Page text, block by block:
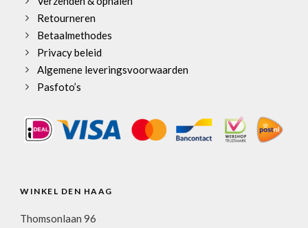
Retourneren
Betaalmethodes
Privacy beleid
Algemene leveringsvoorwaarden
Pasfoto’s
WINKEL DEN HAAG
Thomsonlaan 96